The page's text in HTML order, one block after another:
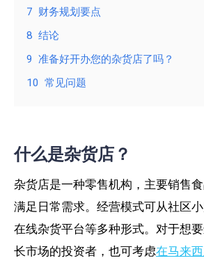
7 财务规划要点
8 结论
9 准备好开办您的杂货店了吗？
10 常见问题
什么是杂货店？
杂货店是一种零售机构，主要销售
满足日常需求。经营模式可从社区
在线杂货平台等多种形式。对于想
长市场的投资者，也可考虑在马来